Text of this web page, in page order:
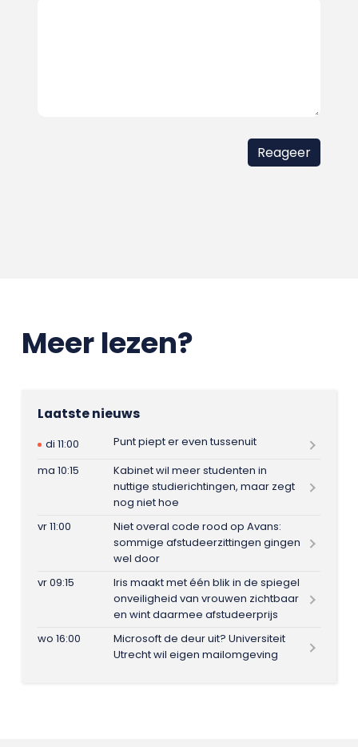
Meer lezen?
Laatste nieuws
di 11:00
Punt piept er even tussenuit
ma 10:15
Kabinet wil meer studenten in
nuttige studierichtingen, maar zegt
nog niet hoe
vr 11:00
Niet overal code rood op Avans:
sommige afstudeerzittingen gingen
wel door
vr 09:15
Iris maakt met één blik in de spiegel
onveiligheid van vrouwen zichtbaar
en wint daarmee afstudeerprijs
wo 16:00
Microsoft de deur uit? Universiteit
Utrecht wil eigen mailomgeving